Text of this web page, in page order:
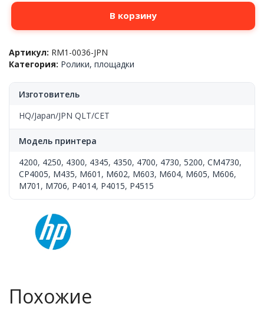
Количество
Ролик
бумаги
из
верхний
4200/4250/4300/4350/5200,
RM1-
JPN
QLT
В корзину
Артикул: RM1-0036-JPN
Категория: Ролики, площадки
Изготовитель
HQ/Japan/JPN QLT/CET
Модель принтера
4200, 4250, 4300, 4345, 4350, 4700, 4730, 5200, CM4730,
CP4005, M435, M601 , M602, M603, M604, M605, M606,
M701 , M706, P4014, P4015, P4515
Похожие